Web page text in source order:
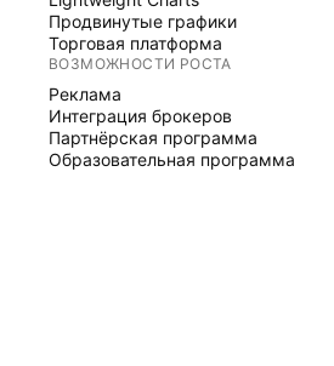
Продвинутые графики
Торговая платформа
ВОЗМОЖНОСТИ РОСТА
Реклама
Интеграция брокеров
Партнёрская программа
Образовательная программа